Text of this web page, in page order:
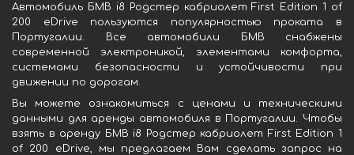
Автомобиль БМВ i8 Родстер кабриолет First Edition 1 of
200 eDrive пользуются популярностью проката в
Португалии. Все автомобили БМВ снабжены
современной электроникой, элементами комфорта,
системами безопасности и устойчивости при
движении по дорогам.
Вы можете ознакомиться с ценами и техническими
данными для аренды автомобиля в Португалии. Чтобы
взять в аренду БМВ i8 Родстер кабриолет First Edition 1
of 200 eDrive, мы предлагаем Вам сделать запрос на